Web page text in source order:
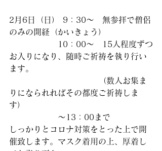
2月6日（日） 9：30～　無参拝で僧侶
のみの開経（かいきょう）
10：00～　15人程度ずつ
お入りになり、随時ご祈祷を執り行い
ます。
（数人お集ま
りになられればその都度ご祈祷しま
す）
～13：00まで
しっかりとコロナ対策をとった上で開
催致します。マスク着用の上、厚着し